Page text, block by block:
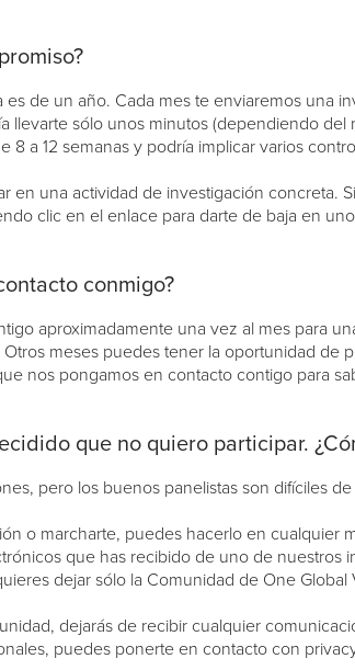
de un año. Cada mes te enviaremos una
llevarte sólo unos minutos (dependiendo
8 a 12 semanas y podría implicar varios
en una actividad de investigación concreta.
clic en el enlace para darte de baja en
conmigo?
aproximadamente una vez al mes para
meses puedes tener la oportunidad
nos pongamos en contacto contigo para
que no quiero participar.
pero los buenos panelistas son difíciles
o marcharte, puedes hacerlo en
que has recibido de uno de nuestros
dejar sólo la Comunidad de One
dejarás de recibir cualquier
puedes ponerte en contacto con